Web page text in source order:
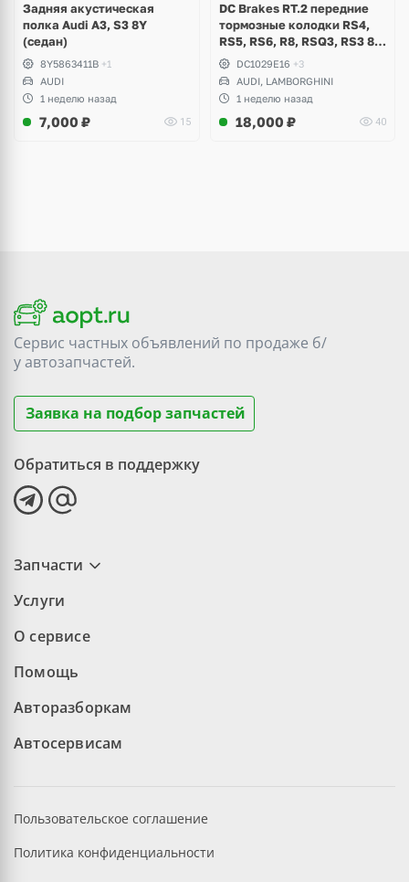
Задняя акустическая
полка Audi A3, S3 8Y
(седан)
8Y5863411B +1
AUDI
1 неделю назад
7,000 ₽ 15
DC Brakes RT.2 передние
тормозные колодки RS4,
RS5, RS6, R8, RSQ3, RS3 8V
(комплект 8 шт)
DC1029E16 +3
AUDI, LAMBORGHINI
1 неделю назад
18,000 ₽ 40
Сервис частных объявлений по продаже б/
уавтозапчастей.
Заявка на подбор запчастей
Обратиться в поддержку
Запчасти
Услуги
О сервисе
Помощь
Авторазборкам
Автосервисам
Пользовательское соглашение
Политика конфиденциальности